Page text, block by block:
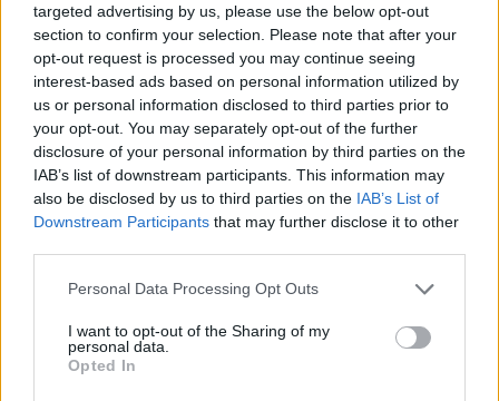
targeted advertising by us, please use the below opt-out
section to confirm your selection. Please note that after your
opt-out request is processed you may continue seeing
interest-based ads based on personal information utilized by
us or personal information disclosed to third parties prior to
your opt-out. You may separately opt-out of the further
disclosure of your personal information by third parties on the
IAB’s list of downstream participants. This information may
also be disclosed by us to third parties on the IAB’s List of
Downstream Participants that may further disclose it to other
Please note that this website/app uses one or more Google
not limited to your visit or usage behaviour. You may click to
grant or deny consent to Google and its third-party tags to
use your data for below specified purposes in below Google
Personal Data Processing Opt Outs
I want to opt-out of the Sharing of my
personal data.
Opted In
16 órája
Óriási bevétel-visszaesést könyvelhetett el az F1 a
második negyedévben